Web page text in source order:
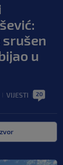
srušen
u
VIJESTI 20